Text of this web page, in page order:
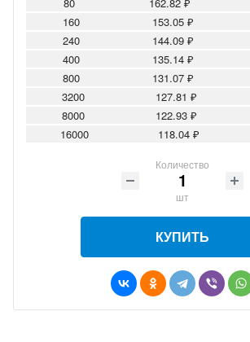
160
153.05 ₽
240
144.09 ₽
400
135.14 ₽
800
131.07 ₽
3200
127.81 ₽
8000
122.93 ₽
16000
118.04 ₽
Количество
шт
КУПИТЬ